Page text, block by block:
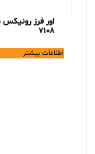
اور فرز
7108
اطلاعات بیشتر